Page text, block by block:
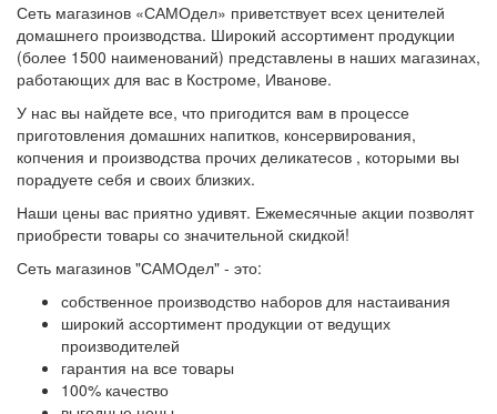
Сеть магазинов «САМОдел» приветствует всех ценителей
домашнего производства. Широкий ассортимент продукции
(более 1500 наименований) представлены в наших магазинах,
работающих для вас в Костроме, Иванове.
У нас вы найдете все, что пригодится вам в процессе
приготовления домашних напитков, консервирования,
копчения и производства прочих деликатесов , которыми вы
порадуете себя и своих близких.
Наши цены вас приятно удивят. Ежемесячные акции позволят
приобрести товары со значительной скидкой!
Сеть магазинов "САМОдел" - это:
собственное производство наборов для настаивания
широкий ассортимент продукции от ведущих
производителей
гарантия на все товары
100% качество